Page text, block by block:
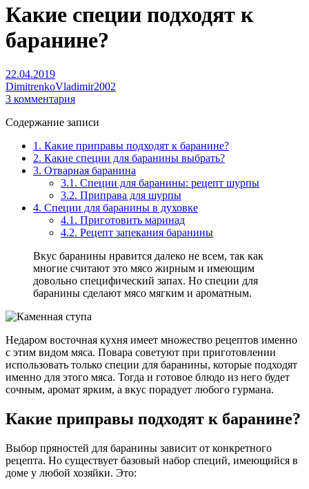
Какие специи подходят к
баранине?
22.04.2019
DimitrenkoVladimir2002
3 комментария
Содержание записи
1. Какие приправы подходят к баранине?
2. Какие специи для баранины выбрать?
3. Отварная баранина
3.1. Специи для баранины: рецепт шурпы
3.2. Приправа для шурпы
4. Специи для баранины в духовке
4.1. Приготовить маринад
4.2. Рецепт запекания баранины
Вкус баранины нравится далеко не всем, так как
многие считают это мясо жирным и имеющим
довольно специфический запах. Но специи для
баранины сделают мясо мягким и ароматным.
Недаром восточная кухня имеет множество рецептов именно
с этим видом мяса. Повара советуют при приготовлении
использовать только специи для баранины, которые подходят
именно для этого мяса. Тогда и готовое блюдо из него будет
сочным, аромат ярким, а вкус порадует любого гурмана.
Какие приправы подходят к баранине?
Выбор пряностей для баранины зависит от конкретного
рецепта. Но существует базовый набор специй, имеющийся в
доме у любой хозяйки. Это: